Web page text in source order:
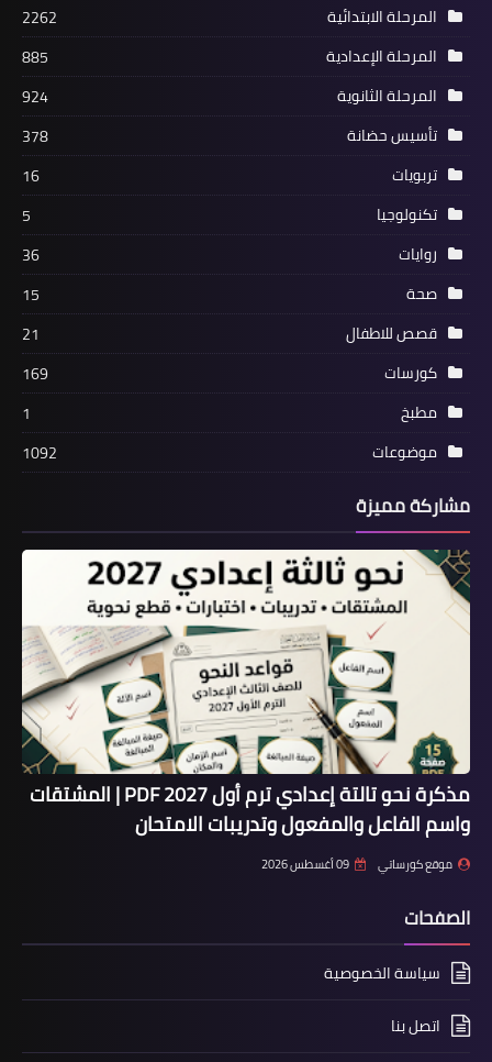
المرحلة الابتدائية
2262
المرحلة الإعدادية
885
المرحلة الثانوية
924
تأسيس حضانة
378
تربويات
16
تكنولوجيا
5
روايات
36
صحة
15
قصص للاطفال
21
كورسات
169
مطبخ
1
موضوعات
1092
مشاركة مميزة
مذكرة نحو تالتة إعدادي ترم أول 2027 PDF | المشتقات
واسم الفاعل والمفعول وتدريبات الامتحان
موقع كورساتي 09 أغسطس 2026
الصفحات
سياسة الخصوصية
اتصل بنا